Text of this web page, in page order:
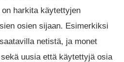
harkita käytettyjen
osien sijaan. Esimerkiksi
netistä, ja monet
uusia että käytettyjä osia